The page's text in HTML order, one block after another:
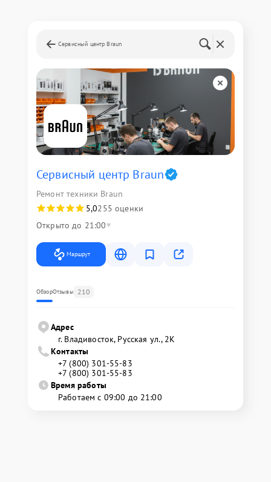
Сервисный центр Braun
Сервисный центр Braun
Ремонт техники Braun
5,0255 оценки
Открыто до 21:00
Маршрут
ОбзорОтзывы 210
Адрес
г. Владивосток, Русская ул., 2К
Контакты
+7 (800) 301-55-83
+7 (800) 301-55-83
Время работы
Работаем с 09:00 до 21:00